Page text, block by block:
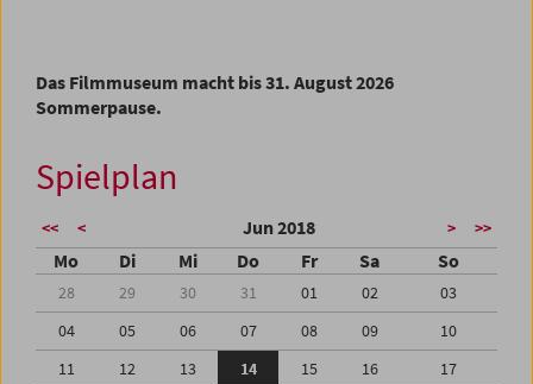
Das Filmmuseum macht bis 31. August 2026
Sommerpause.
Spielplan
<< < Jun 2018 > >>
Mo Di Mi Do Fr Sa So
28 29 30 31 01 02
03
04
05 06 07 08 09
10
11
12 13 14 15 16
17